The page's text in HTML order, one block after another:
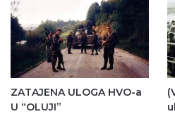
ZATAJENA ULOGA HVO-a
U “OLUJI”